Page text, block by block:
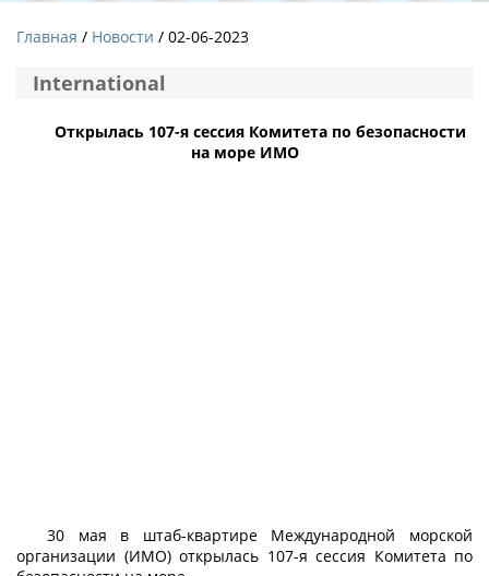
Главная Новости / 02-06-2023
International
Открылась 107-я сессия Комитета по безопасности
на море ИМО
30 мая в штаб-квартире Международной морской
организации (ИМО) открылась 107-я сессия Комитета по